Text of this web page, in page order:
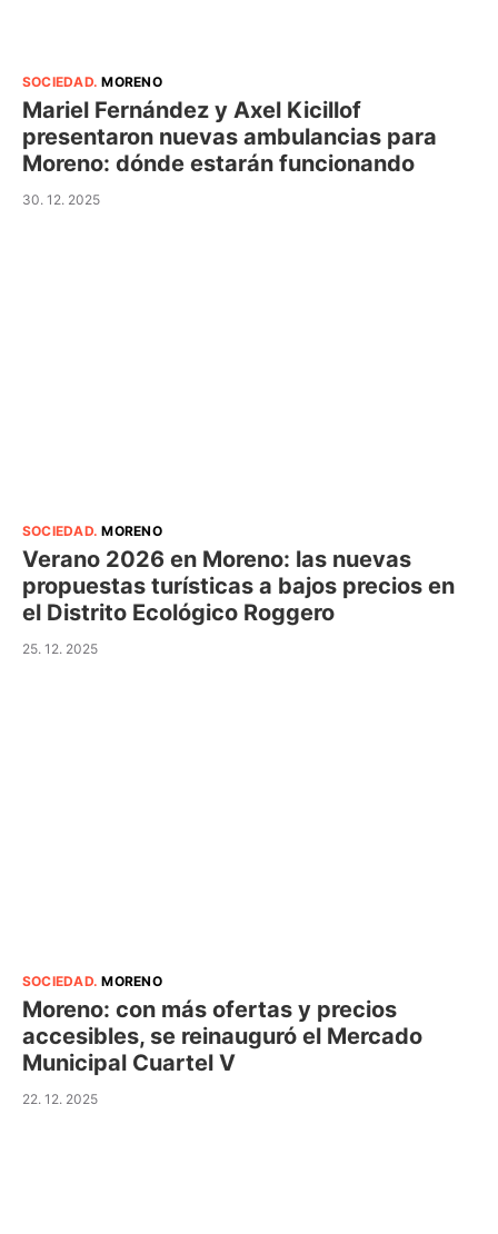
SOCIEDAD.MORENO
Mariel Fernández y Axel Kicillof
presentaron nuevas ambulancias para
Moreno: dónde estarán funcionando
30. 12. 2025
SOCIEDAD.MORENO
Verano 2026 en Moreno: las nuevas
propuestas turísticas a bajos precios en
el Distrito Ecológico Roggero
25. 12. 2025
SOCIEDAD.MORENO
Moreno: con más ofertas y precios
accesibles, se reinauguró el Mercado
Municipal Cuartel V
22. 12. 2025